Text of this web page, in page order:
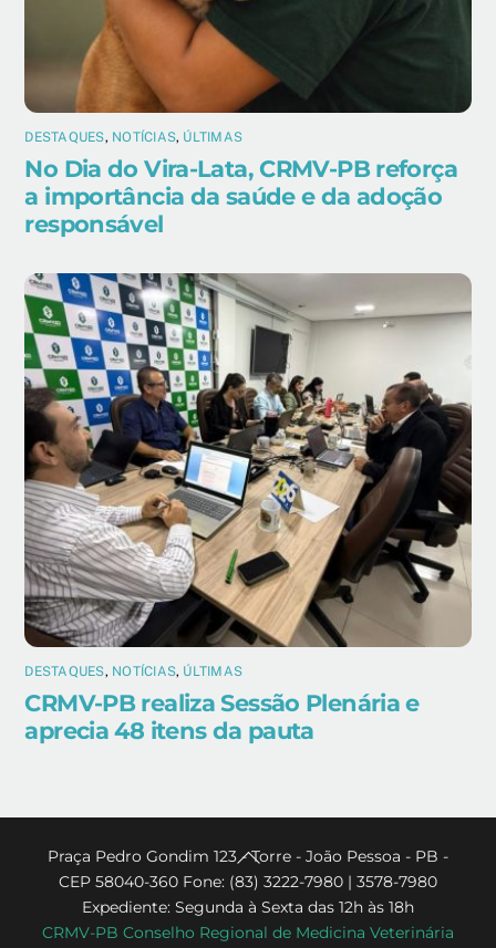
DESTAQUES, NOTÍCIAS, ÚLTIMAS
No Dia do Vira-Lata, CRMV-PB reforça
a importância da saúde e da adoção
responsável
DESTAQUES, NOTÍCIAS, ÚLTIMAS
CRMV-PB realiza Sessão Plenária e
aprecia 48 itens da pauta
Back
To
Top
Praça Pedro Gondim 123 - Torre - João Pessoa - PB -
CEP 58040-360 Fone: (83) 3222-7980 | 3578-7980
Expediente: Segunda à Sexta das 12h às 18h
CRMV-PB Conselho Regional de Medicina Veterinária